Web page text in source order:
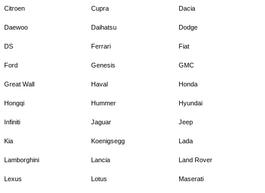
Citroen Cupra Dacia
Daewoo Daihatsu Dodge
DS Ferrari Fiat
Ford Genesis GMC
Great Wall Haval Honda
Hongqi Hummer Hyundai
Infiniti Jaguar Jeep
Kia Koenigsegg Lada
Lamborghini Lancia Land Rover
Lexus Lotus Maserati